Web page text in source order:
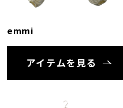
emmi
アイテムを見る